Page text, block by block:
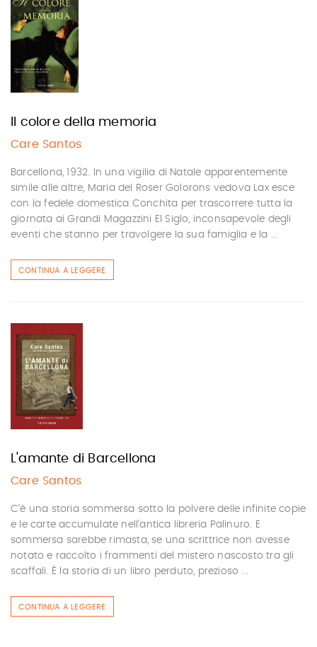
Il colore della memoria
Care Santos
Barcellona, 1932. In una vigilia di Natale apparentemente
simile alle altre, Maria del Roser Golorons vedova Lax esce
con la fedele domestica Conchita per trascorrere tutta la
giornata ai Grandi Magazzini El Siglo, inconsapevole degli
eventi che stanno per travolgere la sua famiglia e la ...
CONTINUA A LEGGERE
L'amante di Barcellona
Care Santos
C’è una storia sommersa sotto la polvere delle infinite copie
e le carte accumulate nell’antica libreria Palinuro. E
sommersa sarebbe rimasta, se una scrittrice non avesse
notato e raccolto i frammenti del mistero nascosto tra gli
scaffali. È la storia di un libro perduto, prezioso ...
CONTINUA A LEGGERE